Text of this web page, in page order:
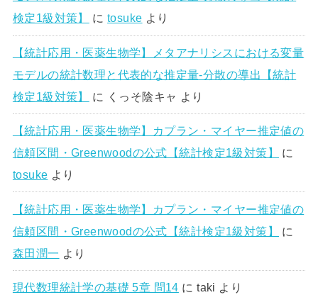
検定1級対策】
にtosuke より
【統計応用・医薬生物学】メタアナリシスにおける変量
モデルの統計数理と代表的な推定量-分散の導出【統計
検定1級対策】
に くっそ陰キャ より
【統計応用・医薬生物学】カプラン・マイヤー推定値の
信頼区間・Greenwoodの公式【統計検定1級対策】
に
tosuke より
【統計応用・医薬生物学】カプラン・マイヤー推定値の
信頼区間・Greenwoodの公式【統計検定1級対策】
に
森田潤一 より
現代数理統計学の基礎 5章 問14 にtaki より